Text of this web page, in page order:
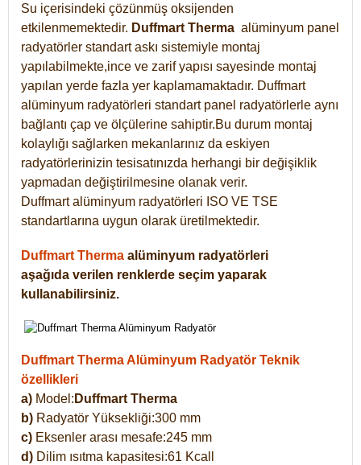
Su içerisindeki çözünmüş oksijenden
etkilenmemektedir. Duffmart Therma alüminyum panel
radyatörler standart askı sistemiyle montaj
yapılabilmekte,ince ve zarif yapısı sayesinde montaj
yapılan yerde fazla yer kaplamamaktadır. Duffmart
alüminyum radyatörleri standart panel radyatörlerle aynı
bağlantı çap ve ölçülerine sahiptir.Bu durum montaj
kolaylığı sağlarken mekanlarınız da eskiyen
radyatörlerinizin tesisatınızda herhangi bir değişiklik
yapmadan değiştirilmesine olanak verir.
Duffmart alüminyum radyatörleri ISO VE TSE
standartlarına uygun olarak üretilmektedir.
Duffmart Therma alüminyum radyatörleri
aşağıda verilen renklerde seçim yaparak
kullanabilirsiniz.
Duffmart Therma Alüminyum Radyatör Teknik
özellikleri
a) Model: Duffmart Therma
b) Radyatör Yüksekliği:300 mm
c) Eksenler arası mesafe:245 mm
d) Dilim ısıtma kapasitesi:61 Kcall